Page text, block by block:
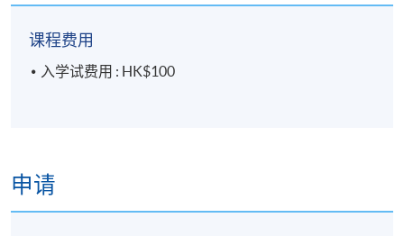
（*课室编号请留意当日大堂通告）
＊第二场入学试考试时间表
课程费用
入学试费用 : HK$100
申请